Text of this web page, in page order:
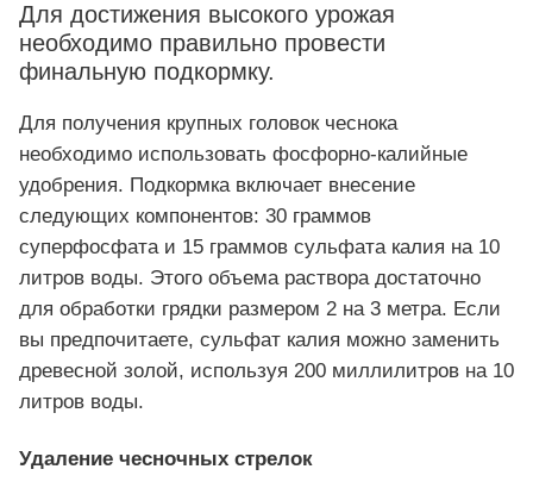
Для достижения высокого урожая
необходимо правильно провести
финальную подкормку.
Для получения крупных головок чеснока
необходимо использовать фосфорно-калийные
удобрения. Подкормка включает внесение
следующих компонентов: 30 граммов
суперфосфата и 15 граммов сульфата калия на 10
литров воды. Этого объема раствора достаточно
для обработки грядки размером 2 на 3 метра. Если
вы предпочитаете, сульфат калия можно заменить
древесной золой, используя 200 миллилитров на 10
литров воды.
Удаление чесночных стрелок